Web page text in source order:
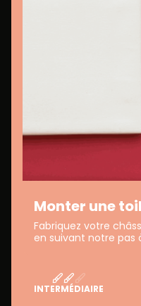
Monter une
Fabriquez votre
en suivant notre pas
INTERMÉDIAIRE